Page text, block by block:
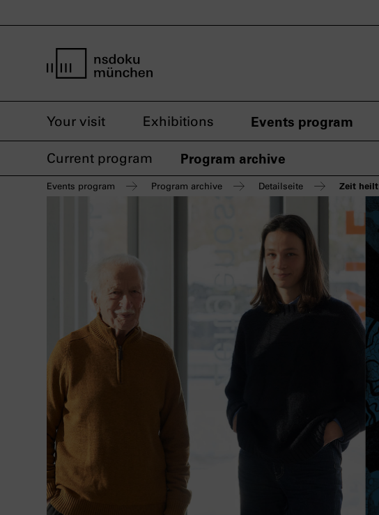
Your visit Exhibitions Events program
Current program Program archive
Events program Program archive Detailseite Zeit heilt